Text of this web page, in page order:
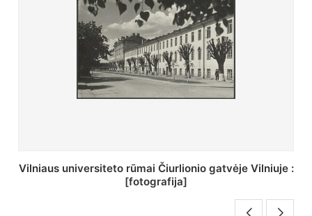
St. Batoro universiteto J. Pilsudskio kolegija :
[fotografija]